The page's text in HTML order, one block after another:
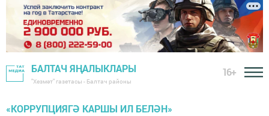
БАЛТАЧ ЯҢАЛЫКЛАРЫ
"Хезмәт" газетасы - Балтач районы
16+
«КОРРУПЦИЯГӘ КАРШЫ ИЛ БЕЛӘН»